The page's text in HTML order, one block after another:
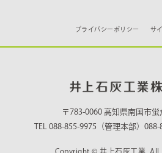
プライバシーポリシー サ
〒783-0060 高知県南国市
TEL 088-855-9975（管理本部）088-
Copyright © 井上石灰工業. All